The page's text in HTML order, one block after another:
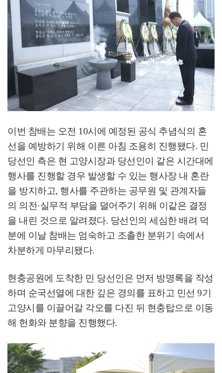
이번 참배는 오전 10시에 예정된 공식 추념식의 혼
선을 예방하기 위해 이른 아침 조용히 진행됐다. 민
당선인 측은 현 고양시장과 당선인이 같은 시간대에
행사를 진행할 경우 발생할 수 있는 행사장 내 혼란
을 방지하고, 행사를 주관하는 공무원 및 관계자들
의 의전·실무적 부담을 덜어주기 위해 이같은 결정
을 내린 것으로 알려졌다. 당선인의 세심한 배려 덕
분에 이날 참배는 엄숙하고 조촐한 분위기 속에서
차분하게 마무리됐다.
현충공원에 도착한 민 당선인은 먼저 방명록을 작성
하며 순국선열에 대한 깊은 경의를 표하고 민선 9기
고양시를 이끌어갈 각오를 다진 뒤 현충탑으로 이동
해 헌화와 분향을 진행했다.